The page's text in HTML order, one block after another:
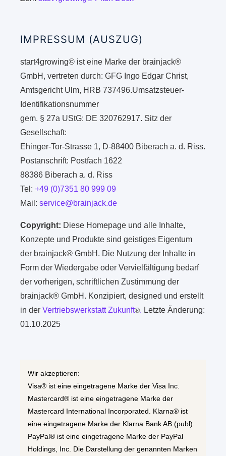
IMPRESSUM (AUSZUG)
start4growing© ist eine Marke der brainjack®
GmbH, vertreten durch: GFG Ingo Edgar Christ,
Amtsgericht Ulm, HRB 737496.Umsatzsteuer-
Identifikationsnummer
gem. § 27a UStG: DE 320762917. Sitz der
Gesellschaft:
Ehinger-Tor-Strasse 1, D-88400 Biberach a. d. Riss.
Postanschrift: Postfach 1622
88386 Biberach a. d. Riss
Tel:+49 (0)7351 80 999 09
Mail:service@brainjack.de
Copyright: Diese Homepage und alle Inhalte,
Konzepte und Produkte sind geistiges Eigentum
der brainjack® GmbH. Die Nutzung der Inhalte in
Form der Wiedergabe oder Vervielfältigung bedarf
der vorherigen, schriftlichen Zustimmung der
brainjack® GmbH. Konzipiert, designed und erstellt
in derVertriebswerkstatt Zukunft®. Letzte Änderung:
01.10.2025
Wir akzeptieren:
Visa® ist eine eingetragene Marke der Visa Inc.
Mastercard® ist eine eingetragene Marke der
Mastercard International Incorporated. Klarna® ist
eine eingetragene Marke der Klarna Bank AB (publ).
PayPal® ist eine eingetragene Marke der PayPal
Holdings, Inc. Die Darstellung der genannten Marken